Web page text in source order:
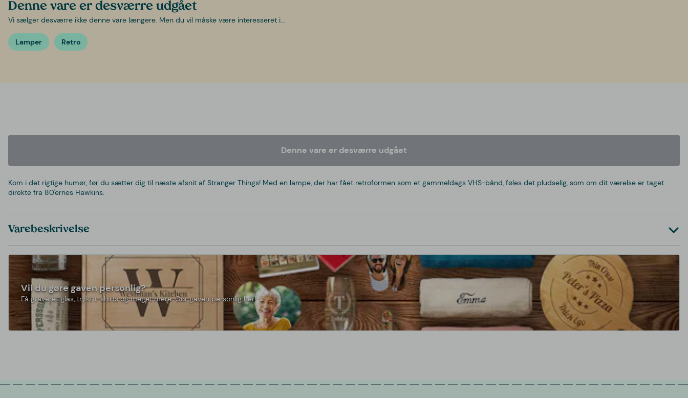
Denne vare er desværre udgået
Vi sælger desværre ikke denne vare længere. Men du vil måske være interesseret i...
Lamper Retro
Denne vare er desværre udgået
Kom i det rigtige humør, før du sætter dig til næste afsnit af Stranger Things! Med en lampe, der har fået retroformen som et gammeldags VHS-bånd, føles det pludselig, som om dit værelse er taget
direkte fra 80'ernes Hawkins.
Varebeskrivelse
Vil du gøre gaven personlig?
Få graveret glas, trykt t-shirts og meget mere. Gør gaven personlig her!